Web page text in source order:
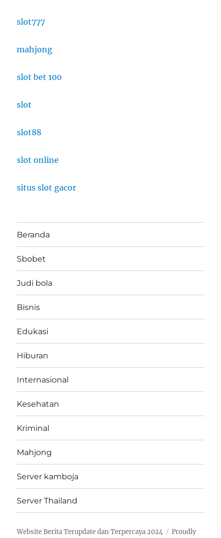
slot777
mahjong
slot bet 100
slot
slot88
slot online
situs slot gacor
Beranda
Sbobet
Judi bola
Bisnis
Edukasi
Hiburan
Internasional
Kesehatan
Kriminal
Mahjong
Server kamboja
Server Thailand
Website Berita Terupdate dan Terpercaya 2024 Proudly